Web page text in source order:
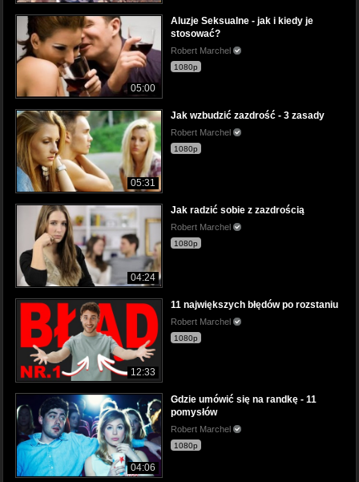
05:00
Aluzje Seksualne - jak i kiedy je
stosować?
Robert Marchel
1080p
05:31
Jak wzbudzić zazdrość - 3 zasady
Robert Marchel
1080p
04:24
Jak radzić sobie z zazdrością
Robert Marchel
1080p
12:33
11 największych błędów po rozstaniu
Robert Marchel
1080p
04:06
Gdzie umówić się na randkę - 11
pomysłów
Robert Marchel
1080p